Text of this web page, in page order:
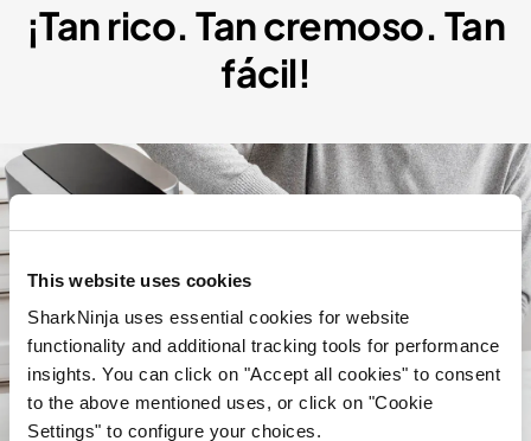
This website uses cookies
SharkNinja uses essential cookies for website
functionality and additional tracking tools for performance
insights. You can click on "Accept all cookies" to consent
to the above mentioned uses, or click on "Cookie
Settings" to configure your choices.
¡Tan rico. Tan cremoso. Tan
fácil!